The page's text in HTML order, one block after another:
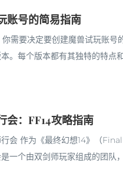
账号的简易指南
你需要决定要创建魔兽试玩账
。每个版本都有其独特的特点
会：FF14攻略指南
会 作为《最终幻想14》（
一个由双剑师玩家组成的团队